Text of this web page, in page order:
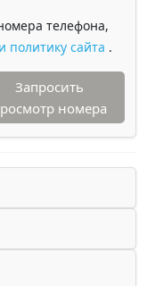
телефона,
политику сайта .
Запросить
номера